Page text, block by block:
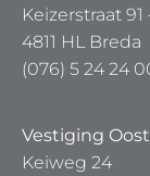
Keizerstraat 91
4811 HL Breda
(076) 5 24 24
Vestiging
Keiweg 24